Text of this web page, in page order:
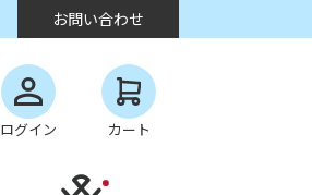
お問い合わせ
ログイン カート